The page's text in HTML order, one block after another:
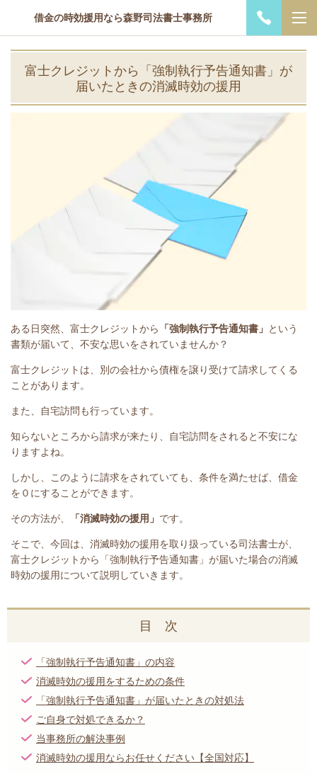
借金の時効援用なら森野司法書士事務所
富士クレジットから「強制執行予告通知書」が
届いたときの消滅時効の援用
ある日突然、富士クレジットから 「強制執行予告通知書」 という
書類が届いて、不安な思いをされていませんか？
富士クレジットは、別の会社から債権を譲り受けて請求してくる
ことがあります。
また、自宅訪問も行っています。
知らないところから請求が来たり、自宅訪問をされると不安にな
りますよね。
しかし、このように請求をされていても、条件を満たせば、借金
を０にすることができます。
その方法が、 「消滅時効の援用」 です。
そこで、今回は、消滅時効の援用を取り扱っている司法書士が、
富士クレジットから「強制執行予告通知書」が届いた場合の消滅
時効の援用について説明していきます。
目 次
「強制執行予告通知書」の内容
消滅時効の援用をするための条件
「強制執行予告通知書」が届いたときの対処法
ご自身で対処できるか？
当事務所の解決事例
消滅時効の援用ならお任せください【全国対応】